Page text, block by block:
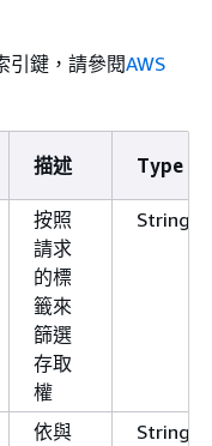
引鍵，請參閱AWS
描述 Type
按照
請求
的標
籤來
篩選
存取
權
String
依與
String